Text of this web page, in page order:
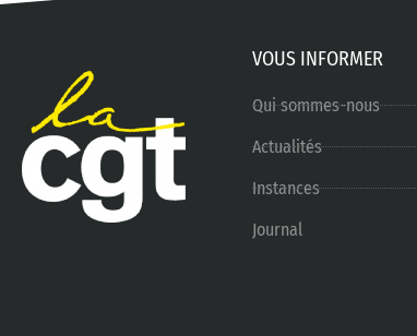
VOUS INFORMER
Qui sommes-nous
Actualités
Instances
Journal